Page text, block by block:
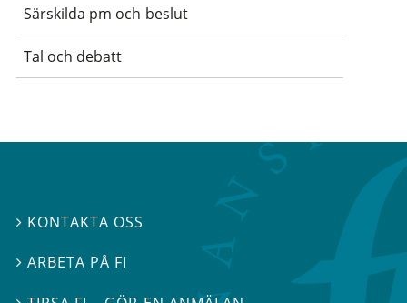
Särskilda pm och beslut
Tal och debatt
 KONTAKTA OSS
ARBETA PÅ FI